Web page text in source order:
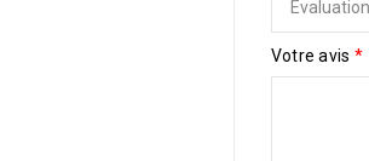
Votre avis *